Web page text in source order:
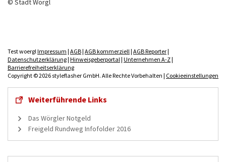
© Stadt Wörgl
Test woergl Impressum | AGB| AGB kommerziell | AGB Reporter|
Datenschutzerklärung| Hinweisgeberportal | Unternehmen A-Z|
Barrierefreiheitserklärung
Copyright © 2026 styleflasher GmbH. Alle Rechte Vorbehalten | Cookieeinstellungen
Weiterführende Links
Das Wörgler Notgeld
Freigeld Rundweg Infofolder 2016